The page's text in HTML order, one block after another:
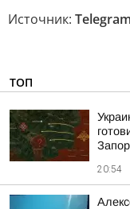
Источник:
ТОП
20:54